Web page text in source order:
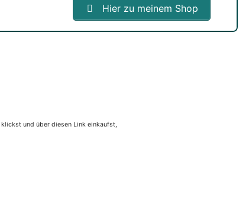
Hier zu meinem Shop
und über diesen Link einkaufst,